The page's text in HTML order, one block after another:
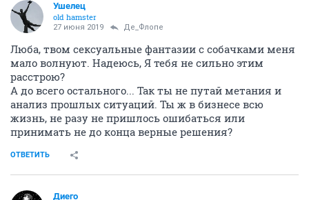
Ушелец
old hamster
27 июня 2019 Де_Флопе
Люба, твом сексуальные фантазии с собачками меня
мало волнуют. Надеюсь, Я тебя не сильно этим
расстрою?
А до всего остального... Так ты не путай метания и
анализ прошлых ситуаций. Ты ж в бизнесе всю
жизнь, не разу не пришлось ошибаться или
принимать не до конца верные решения?
ОТВЕТИТЬ
Диего